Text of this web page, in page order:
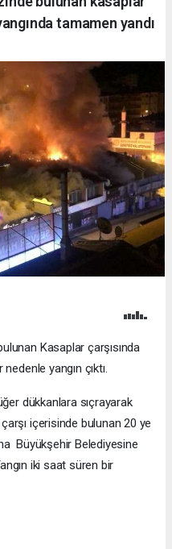
tamamen yandı
Kasaplar çarşısında
yangın çıktı.
dükkanlara sıçrayarak
içerisinde bulunan 20 ye
Büyükşehir Belediyesine
iki saat süren bir